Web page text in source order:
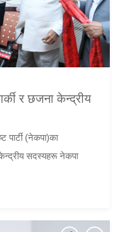
र छजना केन्द्रीय
(नेकपा)का
केन्द्रीय सदस्यहरू नेकपा